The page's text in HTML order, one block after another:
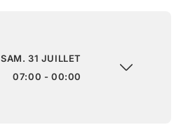
SAM. 31 JUILLET
07:00 - 00:00